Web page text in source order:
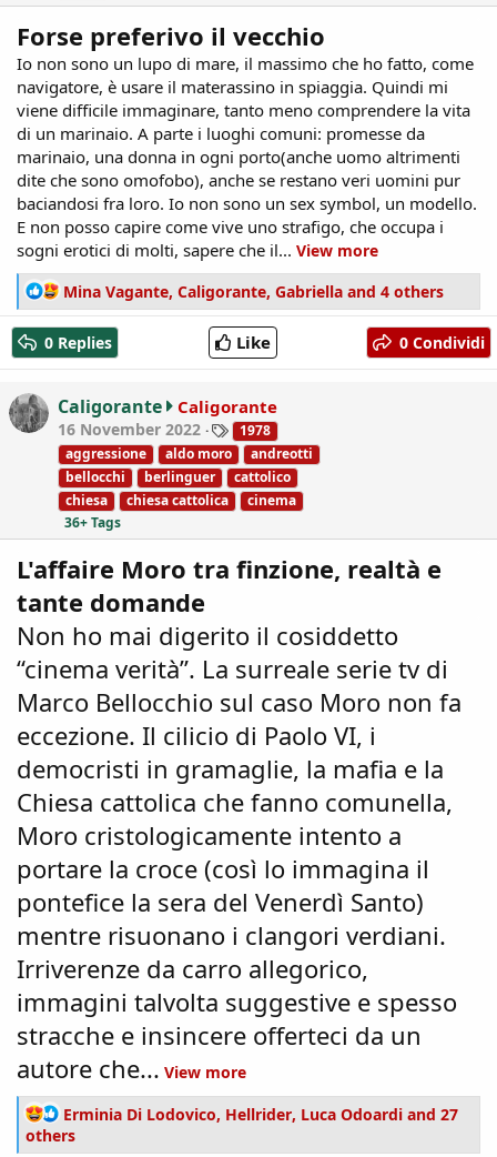
Forse preferivo il vecchio
Io non sono un lupo di mare, il massimo che ho fatto, come
navigatore, è usare il materassino in spiaggia. Quindi mi
viene difficile immaginare, tanto meno comprendere la vita
di un marinaio. A parte i luoghi comuni: promesse da
marinaio, una donna in ogni porto(anche uomo altrimenti
dite che sono omofobo), anche se restano veri uomini pur
baciandosi fra loro. Io non sono un sex symbol, un modello.
E non posso capire come vive uno strafigo, che occupa i
sogni erotici di molti, sapere che il... View more
R
e
a
c
t
i
o
n
s
Mina Vagante, Caligorante, Gabriella and 4 others
0 Replies Like 0 Condividi
Caligorante Caligorante
16 November 2022
T
a
g
s
1978
aggressione
aldo moro
andreotti
bellocchi
berlinguer
cattolico
chiesa
chiesa cattolica
cinema
36+ Tags
L'affaire Moro tra finzione, realtà e
tante domande
Non ho mai digerito il cosiddetto
“cinema verità”. La surreale serie tv di
Marco Bellocchio sul caso Moro non fa
eccezione. Il cilicio di Paolo VI, i
democristi in gramaglie, la mafia e la
Chiesa cattolica che fanno comunella,
Moro cristologicamente intento a
portare la croce (così lo immagina il
pontefice la sera del Venerdì Santo)
mentre risuonano i clangori verdiani.
Irriverenze da carro allegorico,
immagini talvolta suggestive e spesso
stracche e insincere offerteci da un
autore che... View more
R
e
Erminia Di Lodovico, Hellrider, Luca Odoardi and 27
others